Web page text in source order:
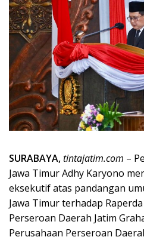
SURABAYA,tintajatim.com –
Jawa Timur Adhy Karyono
eksekutif atas pandangan
Jawa Timur terhadap
Perseroan Daerah Jatim
Perusahaan Perseroan